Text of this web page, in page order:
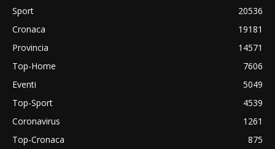
Sport
20536
Cronaca
19181
Provincia
14571
Top-Home
7606
Eventi
5049
Top-Sport
4539
Coronavirus
1261
Top-Cronaca
875